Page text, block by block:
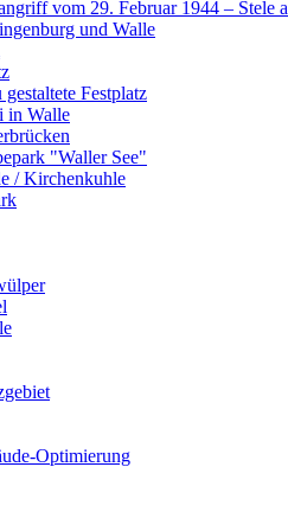
vom 29. Februar 1944 – Stele
und Walle
gestaltete Festplatz
in Walle
"Waller See"
/ Kirchenkuhle
Optimierung